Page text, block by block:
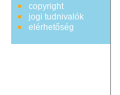
copyright
jogi tudnivalók
elérhetőség